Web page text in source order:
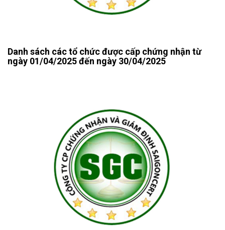
Danh sách các tổ chức được cấp chứng nhận từ
ngày 01/04/2025 đến ngày 30/04/2025